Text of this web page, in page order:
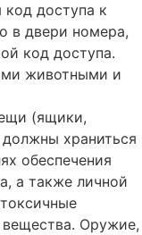
доступа к
в двери номера,
код доступа.
животными и
(ящики,
храниться
обеспечения
а также личной
Оружие,